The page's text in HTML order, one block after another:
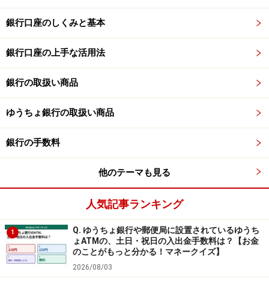
満期を待たずに定期預金を中途解約する場合、預け入れ
た時の金利ではなく、中途解約利率が適用されることに
なります。解約の取り扱いは銀行ごとに異なりますの
で、事前に確認することが大切です。
また中途解約する必要がないよう、預入期間や金額を検
討し、すぐ使う予定のないお金だけを定期預金に預け入
※記事内容は執筆時点のものです。最新の内容をご確認くださ
い。
本記事の内容は一般的な情報提供を目的としており、特定の金融
が、その内容を保証するものではなく、これに基づく損失・損害
などについて当社は一切の責任を負いません。
最新の情報や詳細については、必ず各金融機関やサービス提供者
の公式情報をご確認ください。
銀行口座のしくみと基本
銀行口座の上手な活用法
銀行の取扱い商品
ゆうちょ銀行の取扱い商品
銀行の手数料
他のテーマも見る
人気記事ランキング
1
Q. ゆうちょ銀行や郵便局に設置されているゆうち
ょATMの、土日・祝日の入出金手数料は？【お金
のことがもっと分かる！マネークイズ】
2026/08/03